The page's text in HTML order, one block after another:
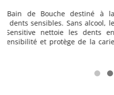
Méridol est un Bain de
gencives sensibles et irritées.
alcool, Méridol Bain de
responsables de la